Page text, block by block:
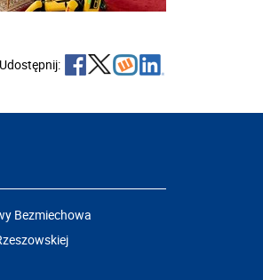
Udostępnij:
Bezmiechowa